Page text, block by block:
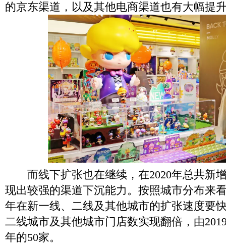
的京东渠道，以及其他电商渠道也有大幅提
而线下扩张也在继续，在2020年总共新
现出较强的渠道下沉能力。按照城市分布来
年在新一线、二线及其他城市的扩张速度要
二线城市及其他城市门店数实现翻倍，由
年的50家。